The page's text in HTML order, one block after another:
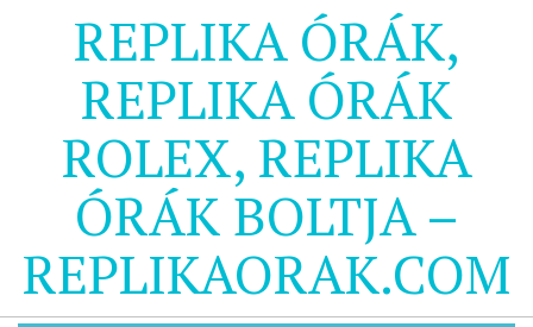
REPLIKA ÓRÁK,
REPLIKA ÓRÁK
ROLEX, REPLIKA
ÓRÁK BOLTJA –
REPLIKAORAK.COM